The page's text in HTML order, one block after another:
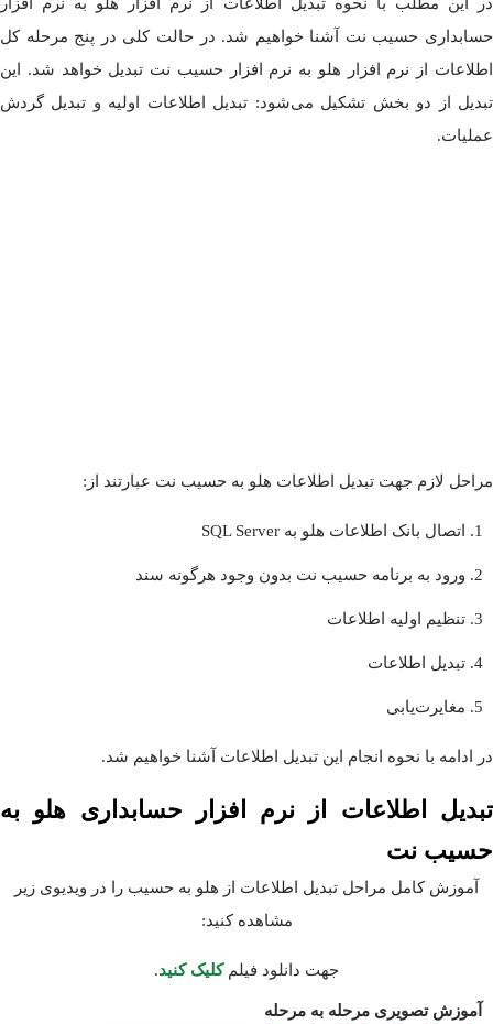
حسابداری حسیب نت آشنا خواهیم شد. در حالت کلی در پنج مرحله کل
اطلاعات از نرم افزار هلو به نرم افزار حسیب نت تبدیل خواهد شد. این
تبدیل از دو بخش تشکیل می‌شود: تبدیل اطلاعات اولیه و تبدیل گردش
عملیات.
مراحل لازم جهت تبدیل اطلاعات هلو به حسیب نت عبارتند از:
اتصال بانک اطلاعات هلو به SQL Server
ورود به برنامه حسیب نت بدون وجود هرگونه سند
تنظیم اولیه اطلاعات
تبدیل اطلاعات
مغایرت‌یابی
در ادامه با نحوه انجام این تبدیل اطلاعات آشنا خواهیم شد.
تبدیل اطلاعات از نرم افزار حسابداری هلو به
حسیب نت
آموزش کامل مراحل تبدیل اطلاعات از هلو به حسیب را در ویدیوی زیر
مشاهده کنید:
جهت دانلود فیلمکلیک کنید.
آموزش تصویری مرحله به مرحله